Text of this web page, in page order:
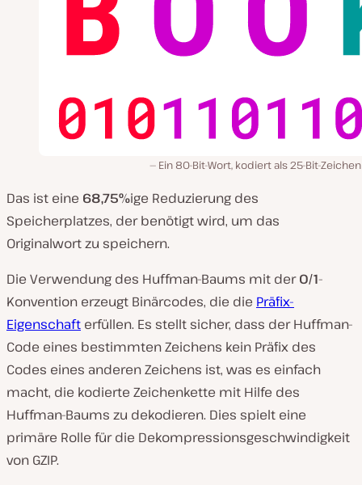
Ein 80-Bit-Wort, kodiert als 25-Bit-
Das ist eine 68,75%ige Reduzierung des
Speicherplatzes, der benötigt wird, um das
Originalwort zu speichern.
Die Verwendung des Huffman-Baums mit der0/1-
Konvention erzeugt Binärcodes, die die Präfix-
Eigenschaft erfüllen. Es stellt sicher, dass der Huffman-
Code eines bestimmten Zeichens kein Präfix des
Codes eines anderen Zeichens ist, was es einfach
macht, die kodierte Zeichenkette mit Hilfe des
Huffman-Baums zu dekodieren. Dies spielt eine
primäre Rolle für die Dekompressionsgeschwindigkeit
von GZIP.